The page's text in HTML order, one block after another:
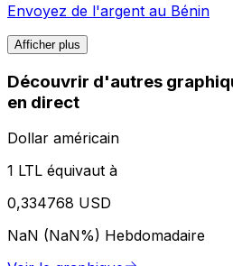
Envoyez de l'argent au Bénin
Afficher plus
Découvrir d'autres
en direct
Dollar américain
1 LTL équivaut à
0,334768 USD
NaN (NaN%) Hebdomadaire